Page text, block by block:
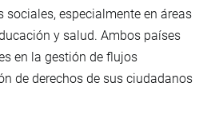
especialmente en áreas
y salud. Ambos países
en la gestión de flujos
de derechos de sus ciudadanos